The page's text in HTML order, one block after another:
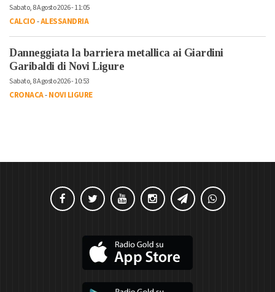
Sabato, 8 Agosto 2026 - 11:05
CALCIO-ALESSANDRIA
Danneggiata la barriera metallica ai Giardini
Garibaldi di Novi Ligure
Sabato, 8 Agosto 2026 - 10:53
CRONACA-NOVI LIGURE